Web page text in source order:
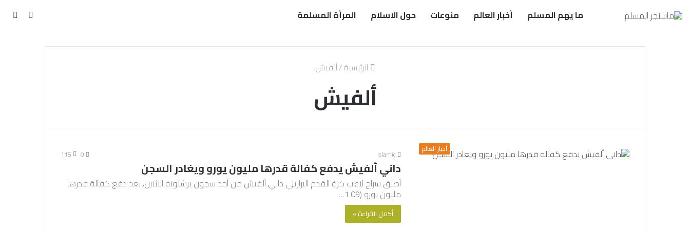
ما يهم المسلم أخبار العالم منوعات حول الاسلام المرأة المسلمة
مقال
الرئيسية/ألفيش
ألفيش
أخبار العالم islamic
0
115
داني ألفيش يدفع كفالة قدرها مليون يورو ويغادر السجن
أطلق سراح لاعب كرة القدم البرازيلي داني ألفيش من أحد سجون برشلونة الاثنين، بعد دفع كفالة قدرها
مليون يورو (1.09…
أكمل القراءة »